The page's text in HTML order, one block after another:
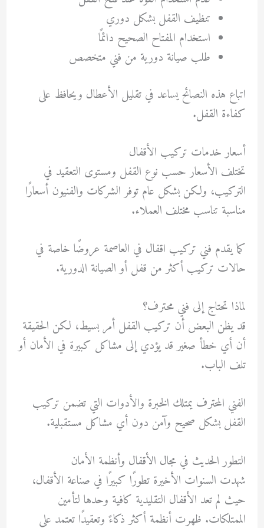
تنظيف القفل بشكل دوري
استخدام المفتاح الصحيح دائمًا
طلب صيانة دورية من فني متخصص
اتباع هذه النصائح يساعد في تقليل الأعطال ويحافظ على
كفاءة القفل.
أسعار خدمات تركيب الأقفال
تختلف الأسعار حسب نوع القفل ومستوى التعقيد في
التركيب، ولكن بشكل عام توفر الشركات والفنيون أسعارًا
مناسبة تناسب مختلف العملاء.
كما يقدم فني تركيب اقفال في العاصمة عروضًا خاصة في
حالات تركيب أكثر من قفل أو الصيانة الدورية.
لماذا تحتاج إلى فني محترف؟
قد يظن البعض أن تركيب القفل أمر بسيط، لكن الحقيقة
أن أي خطأ صغير قد يؤدي إلى مشاكل كبيرة في الأمان أو
تلف الباب.
الفني المحترف يمتلك الخبرة والأدوات التي تضمن تركيب
القفل بشكل صحيح وآمن دون أي مشاكل مستقبلية.
التطور الحديث في مجال الأقفال وأنظمة الأمان
شهدت السنوات الأخيرة تطورًا كبيرًا في صناعة الأقفال،
حيث لم تعد الأقفال التقليدية كافية وحدها لتأمين
الممتلكات. ظهرت أنظمة أكثر ذكاءً وتعقيدًا تعتمد على